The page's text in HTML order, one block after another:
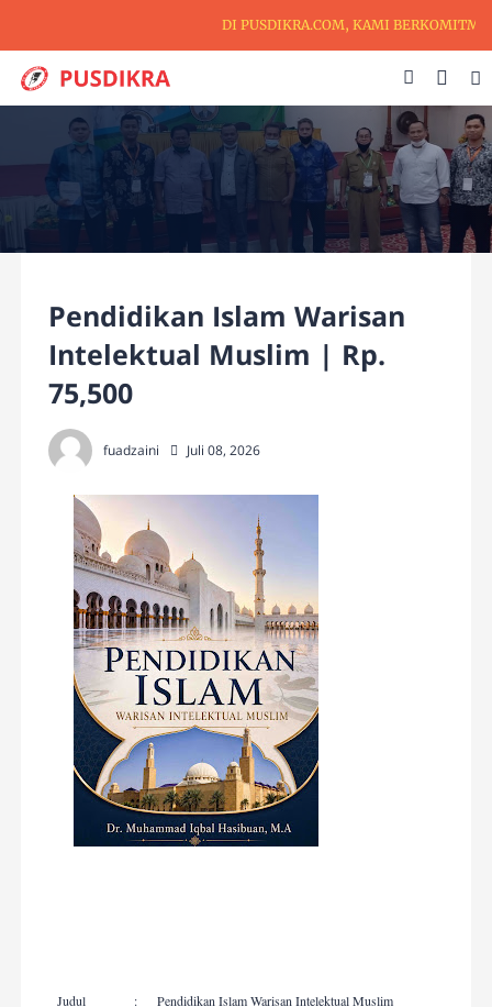
DI PUSDIKRA.COM, KAMI
Pendidikan Islam Warisan
Intelektual Muslim | Rp.
75,500
fuadzaini Juli 08, 2026
Judul : Pendidikan Islam Warisan Intelektual Muslim